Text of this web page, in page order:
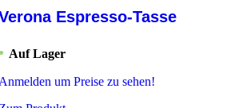
Espresso-Tasse
Auf Lager
um Preise zu sehen!